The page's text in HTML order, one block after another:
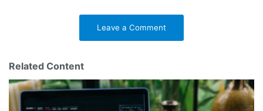
Leave a Comment
Related Content